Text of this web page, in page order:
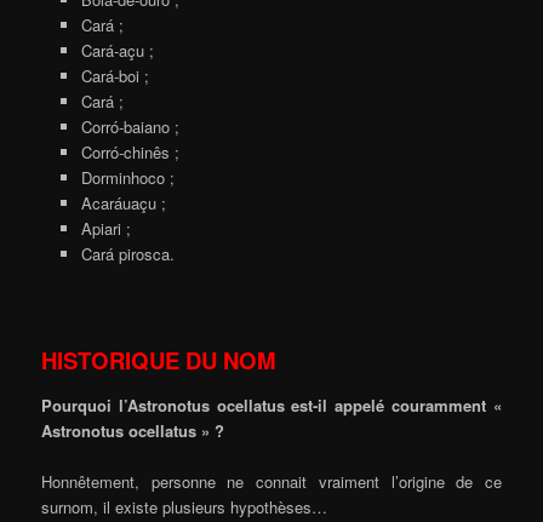
Cará ;
Cará-açu ;
Cará-boi ;
Cará ;
Corró-baiano ;
Corró-chinês ;
Dorminhoco ;
Acaráuaçu ;
Apiari ;
Cará pirosca.
HISTORIQUE DU NOM
Pourquoi l’Astronotus ocellatus est-il appelé couramment «
Astronotus ocellatus » ?
Honnêtement, personne ne connait vraiment l’origine de ce
surnom, il existe plusieurs hypothèses…